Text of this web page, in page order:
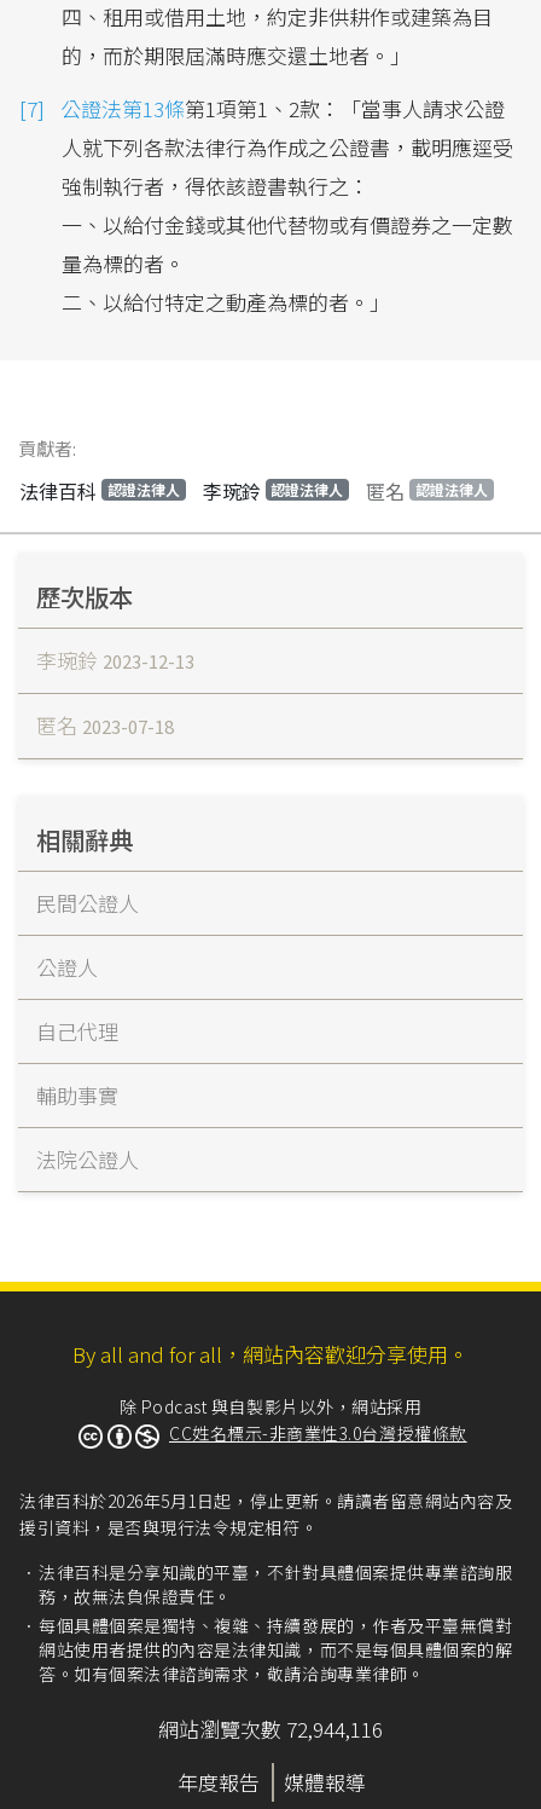
四、租用或借用土地，約定非供耕作或建築為目
的，而於期限屆滿時應交還土地者。」
公證法第13條第1項第1、2款：「當事人請求公證
人就下列各款法律行為作成之公證書，載明應逕受
強制執行者，得依該證書執行之：
一、以給付金錢或其他代替物或有價證券之一定數
量為標的者。
二、以給付特定之動產為標的者。」
貢獻者:
法律百科 認證法律人 李琬鈴 認證法律人 匿名 認證法律人
歷次版本
李琬鈴 2023-12-13
匿名 2023-07-18
相關辭典
民間公證人
公證人
自己代理
輔助事實
法院公證人
By all and for all，網站內容歡迎分享使用。
除 Podcast 與自製影片以外，網站採用
CC姓名標示-非商業性3.0台灣授權條款
法律百科於2026年5月1日起，停止更新。請讀者留意網站內容及
援引資料，是否與現行法令規定相符。
法律百科是分享知識的平臺，不針對具體個案提供專業諮詢服
務，故無法負保證責任。
每個具體個案是獨特、複雜、持續發展的，作者及平臺無償對
網站使用者提供的內容是法律知識，而不是每個具體個案的解
答。如有個案法律諮詢需求，敬請洽詢專業律師。
網站瀏覽次數 72,944,116
年度報告
媒體報導